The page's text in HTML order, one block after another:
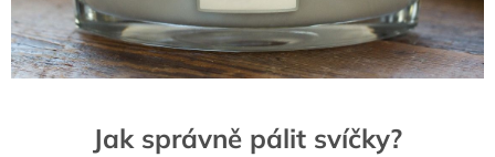
Jak správně pálit svíčky?